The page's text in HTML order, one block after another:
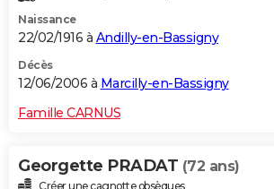
Naissance
22/02/1916 à Andilly-en-Bassigny
Décès
12/06/2006 à Marcilly-en-Bassigny
Famille CARNUS
Georgette PRADAT (72 ans)
Créer une cagnotte obsèques